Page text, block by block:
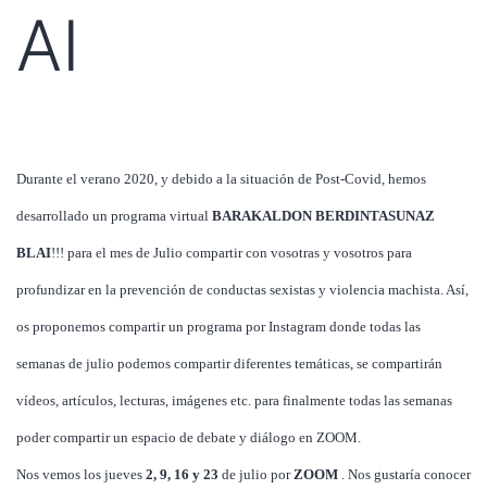
AI
Durante el verano 2020, y debido a la situación de Post-Covid, hemos
desarrollado un programa virtual BARAKALDON BERDINTASUNAZ
BLAI!!! para el mes de Julio compartir con vosotras y vosotros para
profundizar en la prevención de conductas sexistas y violencia machista. Así,
os proponemos compartir un programa por Instagram donde todas las
semanas de julio podemos compartir diferentes temáticas, se compartirán
vídeos, artículos, lecturas, imágenes etc. para finalmente todas las semanas
poder compartir un espacio de debate y diálogo en ZOOM.
Nos vemos los jueves 2, 9, 16 y 23 de julio porZOOM . Nos gustaría conocer